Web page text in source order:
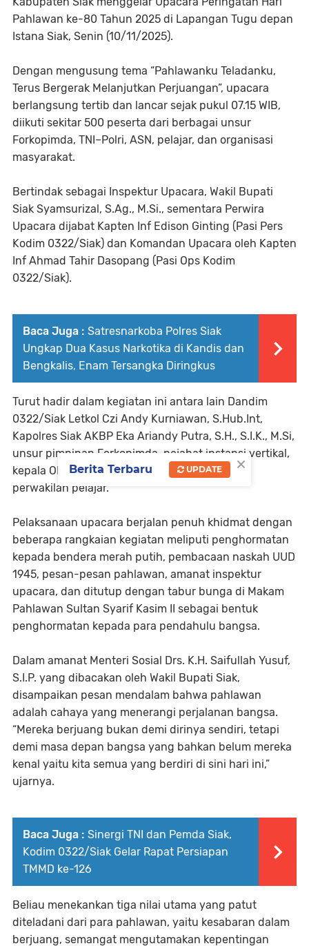
Pahlawan ke-80 Tahun 2025 di Lapangan Tugu depan
Istana Siak, Senin (10/11/2025).
Dengan mengusung tema “Pahlawanku Teladanku,
Terus Bergerak Melanjutkan Perjuangan”, upacara
berlangsung tertib dan lancar sejak pukul 07.15 WIB,
diikuti sekitar 500 peserta dari berbagai unsur
Forkopimda, TNI–Polri, ASN, pelajar, dan organisasi
masyarakat.
Bertindak sebagai Inspektur Upacara, Wakil Bupati
Siak Syamsurizal, S.Ag., M.Si., sementara Perwira
Upacara dijabat Kapten Inf Edison Ginting (Pasi Pers
Kodim 0322/Siak) dan Komandan Upacara oleh Kapten
Inf Ahmad Tahir Dasopang (Pasi Ops Kodim
0322/Siak).
Baca Juga : Satresnarkoba Polres Siak
Ungkap Dua Kasus Narkotika di Kandis dan
Bengkalis, Enam Tersangka Diringkus
Turut hadir dalam kegiatan ini antara lain Dandim
0322/Siak Letkol Czi Andy Kurniawan, S.Hub.Int,
Kapolres Siak AKBP Eka Ariandy Putra, S.H., S.I.K., M.Si,
unsur pimpinan Forkopimda, pejabat instansi vertikal,
kepala OPD, camat se-Kabupaten Siak, serta
perwakilan pelajar.
Pelaksanaan upacara berjalan penuh khidmat dengan
beberapa rangkaian kegiatan meliputi penghormatan
kepada bendera merah putih, pembacaan naskah UUD
1945, pesan-pesan pahlawan, amanat inspektur
upacara, dan ditutup dengan tabur bunga di Makam
Pahlawan Sultan Syarif Kasim II sebagai bentuk
penghormatan kepada para pendahulu bangsa.
Dalam amanat Menteri Sosial Drs. K.H. Saifullah Yusuf,
S.I.P. yang dibacakan oleh Wakil Bupati Siak,
disampaikan pesan mendalam bahwa pahlawan
adalah cahaya yang menerangi perjalanan bangsa.
“Mereka berjuang bukan demi dirinya sendiri, tetapi
demi masa depan bangsa yang bahkan belum mereka
kenal yaitu kita semua yang berdiri di sini hari ini,”
ujarnya.
Baca Juga : Sinergi TNI dan Pemda Siak,
Kodim 0322/Siak Gelar Rapat Persiapan
TMMD ke-126
Beliau menekankan tiga nilai utama yang patut
diteladani dari para pahlawan, yaitu kesabaran dalam
berjuang, semangat mengutamakan kepentingan
×
Berita Terbaru UPDATE